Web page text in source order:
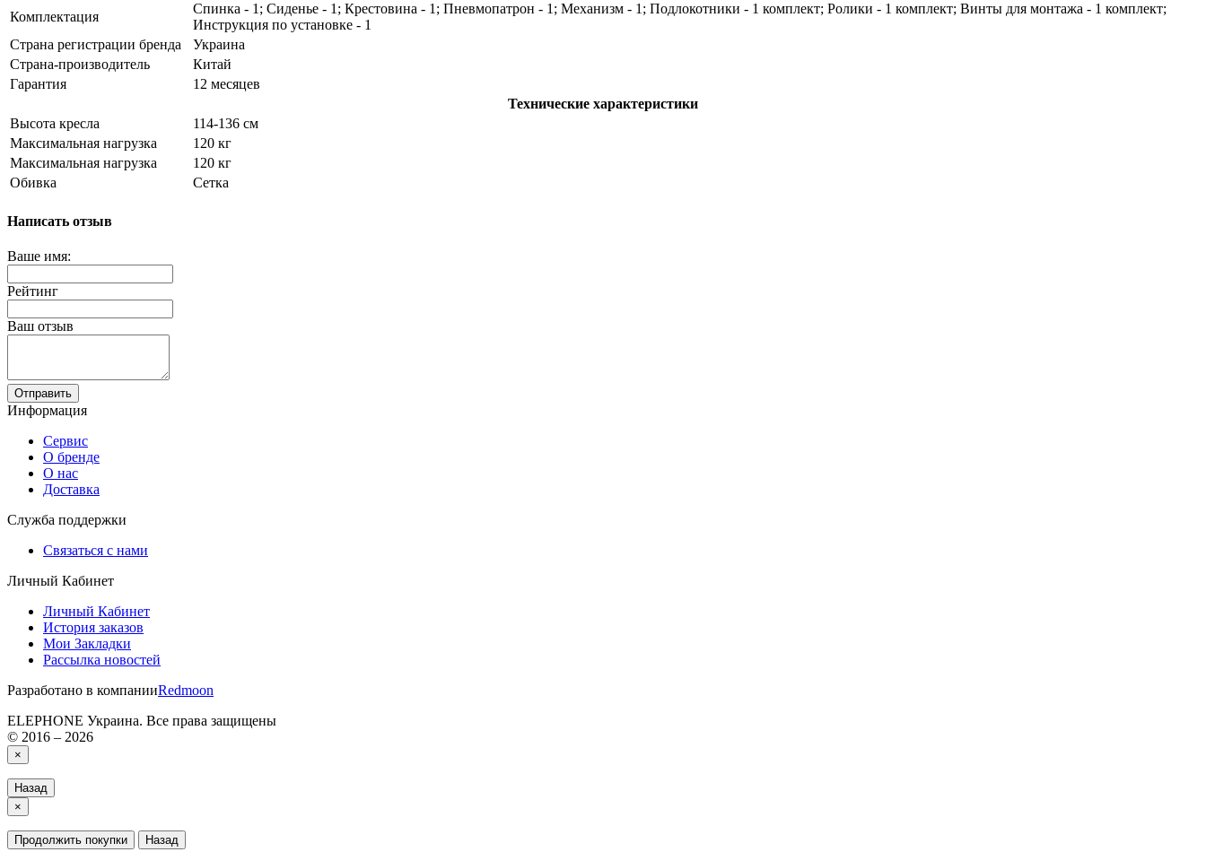
Комплектация
Спинка - 1; Сиденье - 1; Крестовина - 1; Пневмопатрон - 1; Механизм - 1; Подлокотники - 1 комплект; Ролики - 1 комплект; Винты для монтажа - 1 комплект;
Инструкция по установке - 1
Страна регистрации бренда
Украина
Страна-производитель
Китай
Гарантия
12 месяцев
Технические характеристики
Высота кресла
114-136 см
Максимальная нагрузка
120 кг
Максимальная нагрузка
120 кг
Обивка
Сетка
Написать отзыв
Ваше имя:
Рейтинг
Ваш отзыв
Отправить
Информация
Сервис
О бренде
О нас
Доставка
Служба поддержки
Связаться с нами
Личный Кабинет
Личный Кабинет
История заказов
Мои Закладки
Рассылка новостей
Разработано в компанииRedmoon
ELEPHONE Украина. Все права защищены
© 2016 – 2026
×
Назад
×
Продолжить покупки Назад